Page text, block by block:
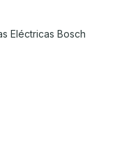
Eléctricas Bosch